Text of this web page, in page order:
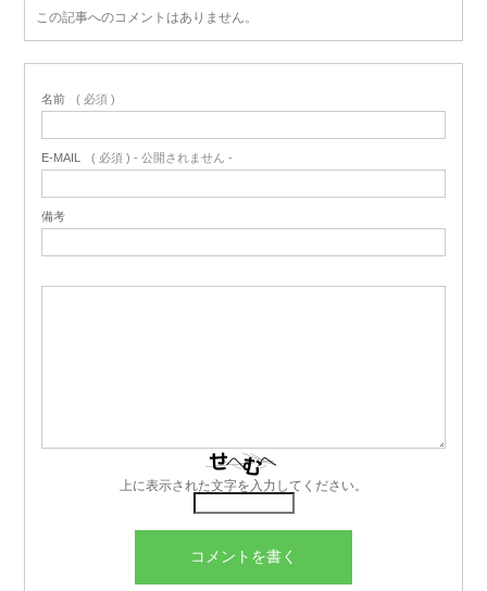
この記事へのコメントはありません。
名前 ( 必須 )
E-MAIL ( 必須 ) - 公開されません -
備考
上に表示された文字を入力してください。